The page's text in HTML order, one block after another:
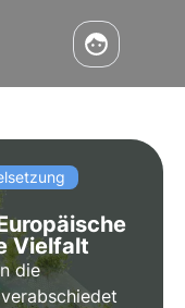
Vielfalt
die